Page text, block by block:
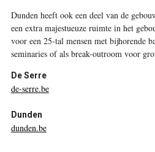
Dunden heeft ook een deel van de
een extra majestueuze ruimte in het
voor een 25-tal mensen met bijhorende
seminaries of als break-outroom voor
De Serre
de-serre.be
Dunden
dunden.be